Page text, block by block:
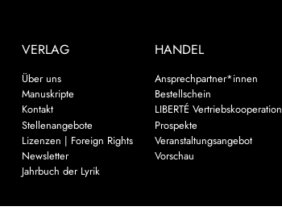
VERLAG
Über uns
Manuskripte
Kontakt
Stellenangebote
Lizenzen | Foreign Rights
Newsletter
Jahrbuch der Lyrik
HANDEL
Ansprechpartner*innen
Bestellschein
LIBERTÉ Vertriebskooperation
Prospekte
Veranstaltungsangebot
Vorschau